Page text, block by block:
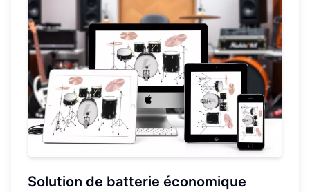
Solution de batterie économique